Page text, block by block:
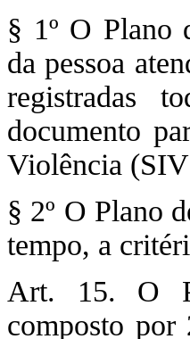
§ 1º O Plano
da pessoa
registradas
documento
Violência
§ 2º O Plano
tempo, a
Art. 15. O
composto por